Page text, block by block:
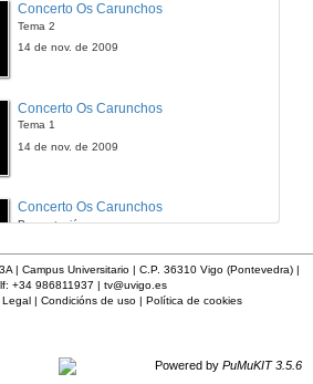
Concerto Os Carunchos
Tema 2
14 de nov. de 2009
Concerto Os Carunchos
Tema 1
14 de nov. de 2009
Concerto Os Carunchos
Presentación
Actuación Tanto Nos Ten
| Campus Universitario | C.P. 36310 Vigo (Pontevedra) |
+34 986811937 | tv@uvigo.es
Legal| Condicións de uso| Política de cookies
Powered by PuMuKIT 3.5.6